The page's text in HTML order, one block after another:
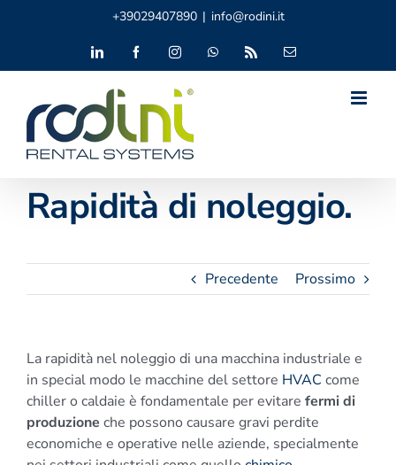
+39029407890 | info@rodini.it
LinkedIn FacebookInstagramWhatsApp Email
Rapidità di noleggio.
Precedente Prossimo
La rapidità nel noleggio di una macchina industriale e
in special modo le macchine del settore HVAC come
chiller o caldaie è fondamentale per evitare fermi di
produzione che possono causare gravi perdite
economiche e operative nelle aziende, specialmente